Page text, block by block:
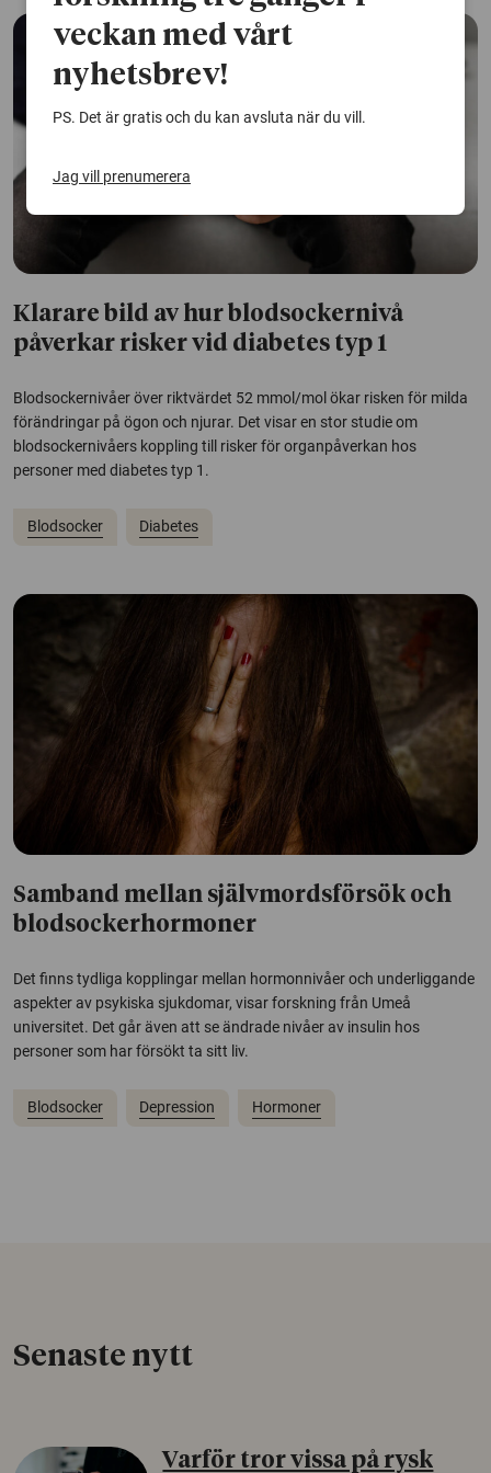
Klarare bild av hur blodsockernivå
påverkar risker vid diabetes typ 1
Blodsockernivåer över riktvärdet 52 mmol/mol ökar risken för milda
förändringar på ögon och njurar. Det visar en stor studie om
blodsockernivåers koppling till risker för organpåverkan hos
personer med diabetes typ 1.
Blodsocker Diabetes
Samband mellan självmordsförsök och
blodsockerhormoner
Det finns tydliga kopplingar mellan hormonnivåer och underliggande
aspekter av psykiska sjukdomar, visar forskning från Umeå
universitet. Det går även att se ändrade nivåer av insulin hos
personer som har försökt ta sitt liv.
Blodsocker Depression Hormoner
Senaste nytt
Varför tror vissa på rysk
veckan med vårt
nyhetsbrev!
PS. Det är gratis och du kan avsluta när du vill.
Jag vill prenumerera